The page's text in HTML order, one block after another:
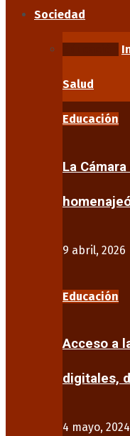
Sociedad
Salud
Educación
La
9 abril, 2026
Educación
Acceso a
digitales,
4 mayo, 2024